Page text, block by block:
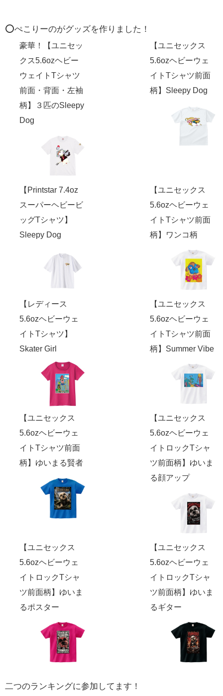
⭕️ぺこりーのがグッズを作りました！
豪華！【ユニセッ
クス5.6ozヘビー
ウェイトTシャツ
前面・背面・左袖
柄】３匹のSleepy
Dog
【ユニセックス
5.6ozヘビーウェ
イトTシャツ前面
柄】Sleepy Dog
【Printstar 7.4oz
スーパーヘビービ
ッグTシャツ】
Sleepy Dog
【ユニセックス
5.6ozヘビーウェ
イトTシャツ前面
柄】ワンコ柄
【レディース
5.6ozヘビーウェ
イトTシャツ】
Skater Girl
【ユニセックス
5.6ozヘビーウェ
イトTシャツ前面
柄】Summer Vibe
【ユニセックス
5.6ozヘビーウェ
イトTシャツ前面
柄】ゆいまる賢者
【ユニセックス
5.6ozヘビーウェ
イトロックTシャ
ツ前面柄】ゆいま
る顔アップ
【ユニセックス
5.6ozヘビーウェ
イトロックTシャ
ツ前面柄】ゆいま
るポスター
【ユニセックス
5.6ozヘビーウェ
イトロックTシャ
ツ前面柄】ゆいま
るギター
二つのランキングに参加してます！